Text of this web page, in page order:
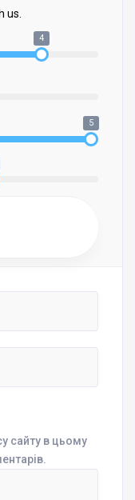
us.
4
5
сайту в цьому